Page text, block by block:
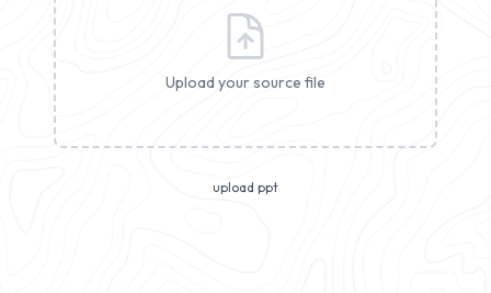
Upload your source file
upload ppt